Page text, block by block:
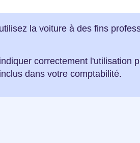
la voiture à des fins
correctement l'utilisation
dans votre comptabilité.